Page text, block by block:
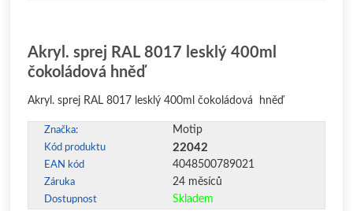
Akryl. sprej RAL 8017 lesklý 400ml
čokoládová hněď
Akryl. sprej RAL 8017 lesklý 400ml čokoládová hněď
Značka: Motip
Kód produktu 22042
EAN kód 4048500789021
Záruka 24 měsíců
Dostupnost Skladem